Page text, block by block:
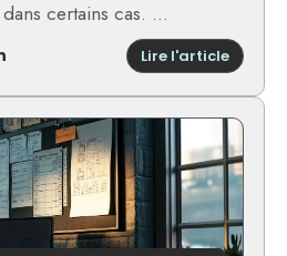
certains cas. ...
Lire l'article:
une
libre
au
logiciel
excel